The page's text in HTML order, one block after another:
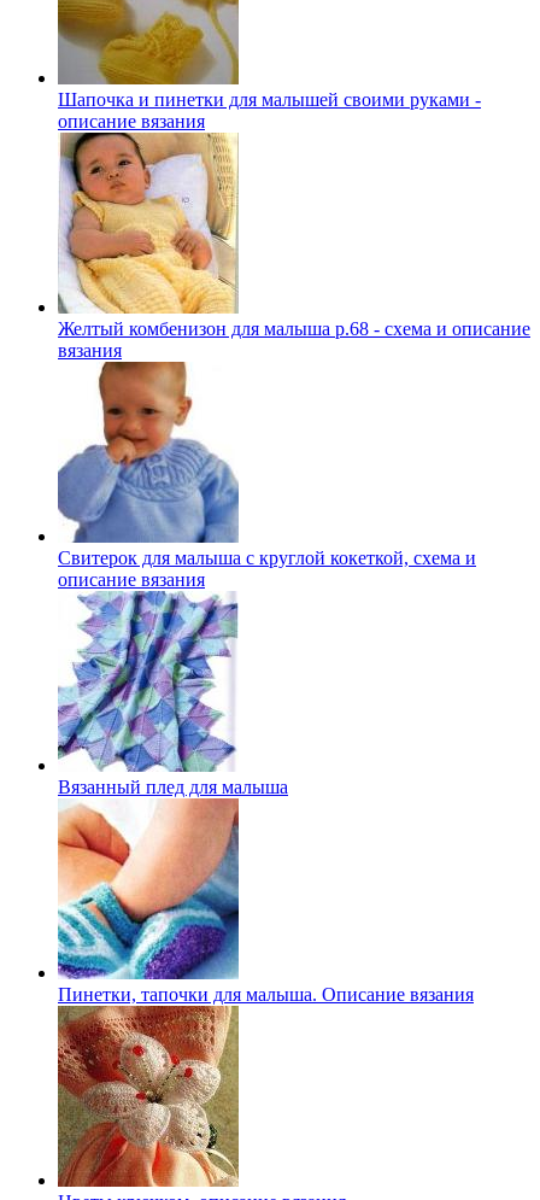
Шапочка и пинетки для малышей своими руками -
описание вязания
Желтый комбенизон для малыша р.68 - схема и описание
вязания
Свитерок для малыша с круглой кокеткой, схема и
описание вязания
Вязанный плед для малыша
Пинетки, тапочки для малыша. Описание вязания